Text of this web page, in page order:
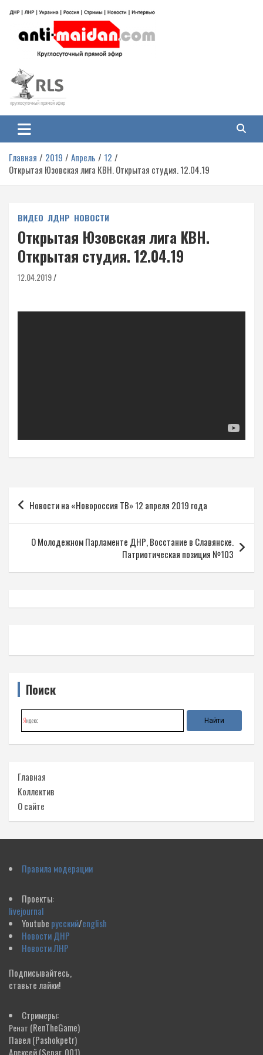
содержимому
Антимайдан: Гражданская война
на Украине
гражданской войне на Украине, включая события в Новороссии, ДНР,
ЛНР и других регионах.
Главная 2019 Апрель
12
Открытая Юзовская лига КВН. Открытая студия. 12.04.19
ВИДЕО ЛДНР НОВОСТИ
Открытая Юзовская лига КВН.
Открытая студия. 12.04.19
12.04.2019
Навигация
по
записям
Новости на «Новороссия ТВ» 12 апреля 2019 года
О Молодежном Парламенте ДНР, Восстание в Славянске.
Патриотическая позиция №103
Поиск
Главная
Коллектив
О сайте
Правила модерации
Проекты:
livejournal
Youtube русский/english
Новости ДНР
Новости ЛНР
Подписывайтесь,
ставьте лайки!
Стримеры:
Ренат (RenTheGame)
Павел(Pashokpetr)
Алексей(Separ_001)